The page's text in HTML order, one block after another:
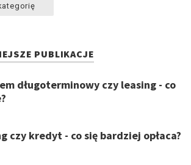
PUBLIKACJE
długoterminowy czy leasing - co
czy kredyt - co się bardziej opłaca?